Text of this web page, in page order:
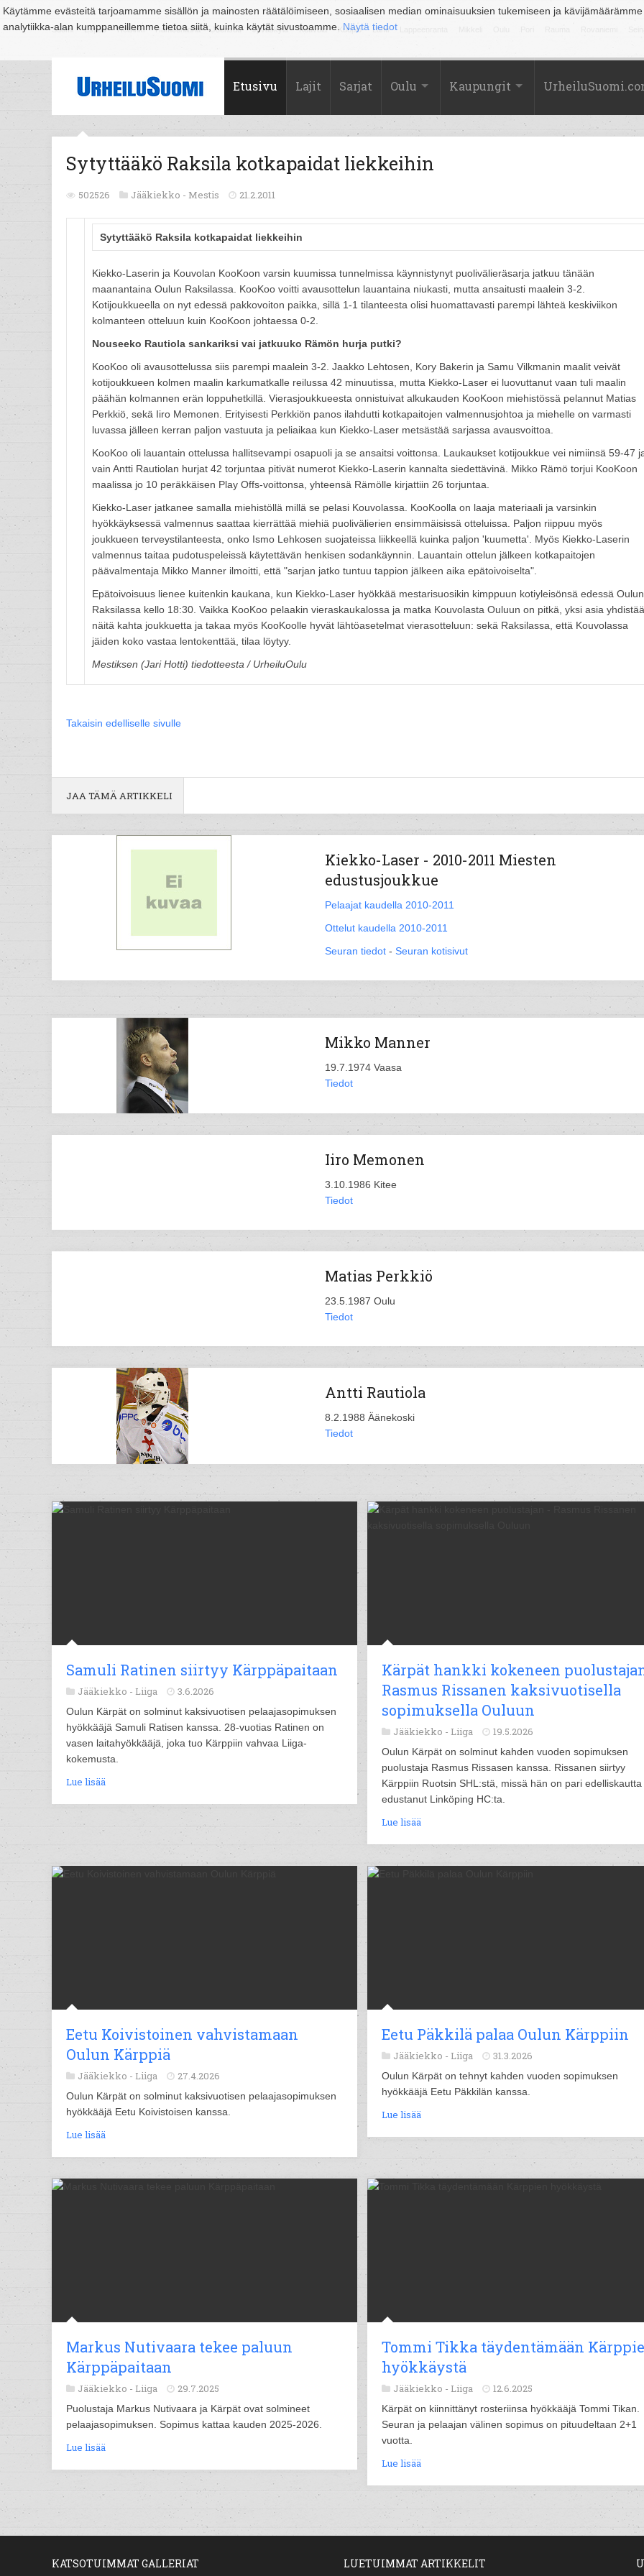
Käytämme evästeitä tarjoamamme sisällön ja mainosten räätälöimiseen, sosiaalisen median ominaisuuksien tukemiseen ja
analytiikka-alan kumppaneillemme tietoa siitä, kuinka käytät sivustoamme. Näytä tiedot
Suomi Espoo Helsinki Hämeenlinna Joensuu Jyväskylä Kouvola Kuopio Lahti
Etusivu Lajit Sarjat Oulu Kaupungit
Sytyttääkö Raksila kotkapaidat liekkeihin
502526 Jääkiekko - Mestis 21.2.2011
Sytyttääkö Raksila kotkapaidat liekkeihin
Kiekko-Laserin ja Kouvolan KooKoon varsin kuumissa tunnelmissa käynnistynyt puolivälieräsarja jatkuu tänään
maanantaina Oulun Raksilassa. KooKoo voitti avausottelun lauantaina niukasti, mutta ansaitusti maalein 3-2.
Kotijoukkueella on nyt edessä pakkovoiton paikka, sillä 1-1 tilanteesta olisi huomattavasti parempi lähteä keskiviikon
kolmanteen otteluun kuin KooKoon johtaessa 0-2.
Nouseeko Rautiola sankariksi vai jatkuuko Rämön hurja putki?
KooKoo oli avausottelussa siis parempi maalein 3-2. Jaakko Lehtosen, Kory Bakerin ja Samu Vilkmanin maalit veivät
kotijoukkueen kolmen maalin karkumatkalle reilussa 42 minuutissa, mutta Kiekko-Laser ei luovuttanut vaan tuli maalin
päähän kolmannen erän loppuhetkillä. Vierasjoukkueesta onnistuivat alkukauden KooKoon miehistössä pelannut Matias
Perkkiö, sekä Iiro Memonen. Erityisesti Perkkiön panos ilahdutti kotkapaitojen valmennusjohtoa ja miehelle on varmasti
luvassa jälleen kerran paljon vastuuta ja peliaikaa kun Kiekko-Laser metsästää sarjassa avausvoittoa.
KooKoo oli lauantain ottelussa hallitsevampi osapuoli ja se ansaitsi voittonsa. Laukaukset kotijoukkue vei nimiinsä 59-47
vain Antti Rautiolan hurjat 42 torjuntaa pitivät numerot Kiekko-Laserin kannalta siedettävinä. Mikko Rämö torjui KooKoon
maalissa jo 10 peräkkäisen Play Offs-voittonsa, yhteensä Rämölle kirjattiin 26 torjuntaa.
Kiekko-Laser jatkanee samalla miehistöllä millä se pelasi Kouvolassa. KooKoolla on laaja materiaali ja varsinkin
hyökkäyksessä valmennus saattaa kierrättää miehiä puolivälierien ensimmäisissä otteluissa. Paljon riippuu myös
joukkueen terveystilanteesta, onko Ismo Lehkosen suojateissa liikkeellä kuinka paljon 'kuumetta'. Myös Kiekko-Laserin
valmennus taitaa pudotuspeleissä käytettävän henkisen sodankäynnin. Lauantain ottelun jälkeen kotkapaitojen
päävalmentaja Mikko Manner ilmoitti, että "sarjan jatko tuntuu tappion jälkeen aika epätoivoiselta".
Epätoivoisuus lienee kuitenkin kaukana, kun Kiekko-Laser hyökkää mestarisuosikin kimppuun kotiyleisönsä edessä Oulun
Raksilassa kello 18:30. Vaikka KooKoo pelaakin vieraskaukalossa ja matka Kouvolasta Ouluun on pitkä, yksi asia yhdistää
näitä kahta joukkuetta ja takaa myös KooKoolle hyvät lähtöasetelmat vierasotteluun: sekä Raksilassa, että Kouvolassa
jäiden koko vastaa lentokenttää, tilaa löytyy.
Mestiksen (Jari Hotti) tiedotteesta / UrheiluOulu
Takaisin edelliselle sivulle
JAA TÄMÄ ARTIKKELI
Kiekko-Laser - 2010-2011 Miesten
edustusjoukkue
Pelaajat kaudella 2010-2011
Ottelut kaudella 2010-2011
Seuran tiedot - Seuran kotisivut
Mikko Manner
19.7.1974 Vaasa
Tiedot
Iiro Memonen
3.10.1986 Kitee
Tiedot
Matias Perkkiö
23.5.1987 Oulu
Tiedot
Antti Rautiola
8.2.1988 Äänekoski
Tiedot
Samuli Ratinen siirtyy Kärppäpaitaan
Jääkiekko - Liiga 3.6.2026
Oulun Kärpät on solminut kaksivuotisen pelaajasopimuksen
hyökkääjä Samuli Ratisen kanssa. 28-vuotias Ratinen on
vasen laitahyökkääjä, joka tuo Kärppiin vahvaa Liiga-
kokemusta.
Lue lisää
Kärpät hankki kokeneen
Rasmus Rissanen kaksivuotisella
sopimuksella Ouluun
Jääkiekko - Liiga 19.5.2026
Oulun Kärpät on solminut kahden vuoden sopimuksen
puolustaja Rasmus Rissasen kanssa. Rissanen siirtyy
Kärppiin Ruotsin SHL:stä, missä hän on pari edelliskautta
edustanut Linköping HC:ta.
Lue lisää
Eetu Koivistoinen vahvistamaan
Oulun Kärppiä
Jääkiekko - Liiga 27.4.2026
Oulun Kärpät on solminut kaksivuotisen pelaajasopimuksen
hyökkääjä Eetu Koivistoisen kanssa.
Lue lisää
Eetu Päkkilä palaa Oulun Kärppiin
Jääkiekko - Liiga 31.3.2026
Oulun Kärpät on tehnyt kahden vuoden sopimuksen
hyökkääjä Eetu Päkkilän kanssa.
Lue lisää
Markus Nutivaara tekee paluun
Kärppäpaitaan
Jääkiekko - Liiga 29.7.2025
Puolustaja Markus Nutivaara ja Kärpät ovat solmineet
pelaajasopimuksen. Sopimus kattaa kauden 2025-2026.
Lue lisää
Tommi Tikka täydentämään
hyökkäystä
Jääkiekko - Liiga 12.6.2025
Kärpät on kiinnittänyt rosteriinsa hyökkääjä Tommi Tikan.
Seuran ja pelaajan välinen sopimus on pituudeltaan 2+1
vuotta.
Lue lisää
KATSOTUIMMAT GALLERIAT LUETUIMMAT ARTIKKELIT